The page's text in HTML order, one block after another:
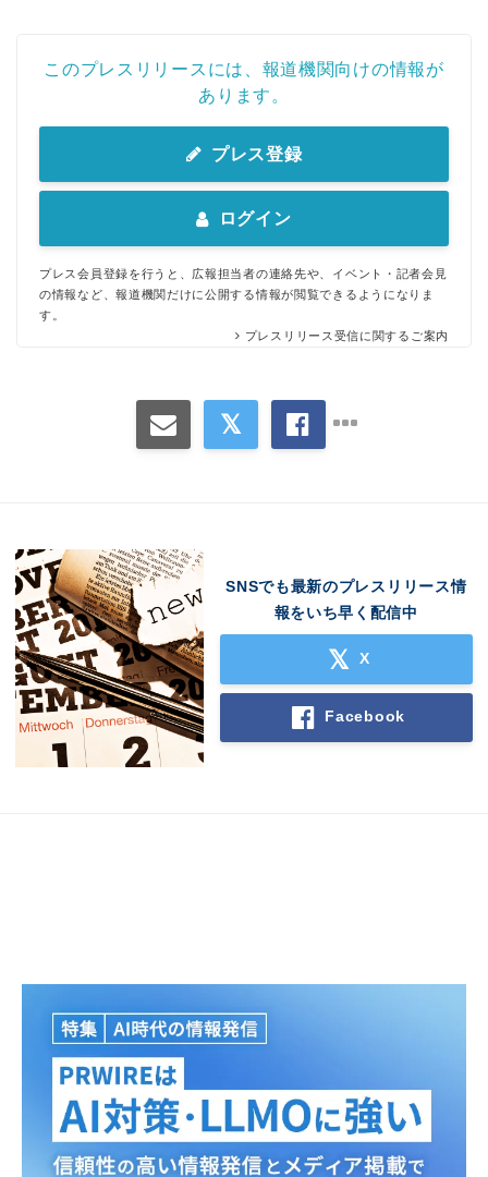
このプレスリリースには、報道機関向けの情報が
あります。
プレス登録
ログイン
プレス会員登録を行うと、広報担当者の連絡先や、イベント・記者会見
の情報など、報道機関だけに公開する情報が閲覧できるようになりま
す。
プレスリリース受信に関するご案内
SNSでも最新のプレスリリース情
報をいち早く配信中
X
Facebook